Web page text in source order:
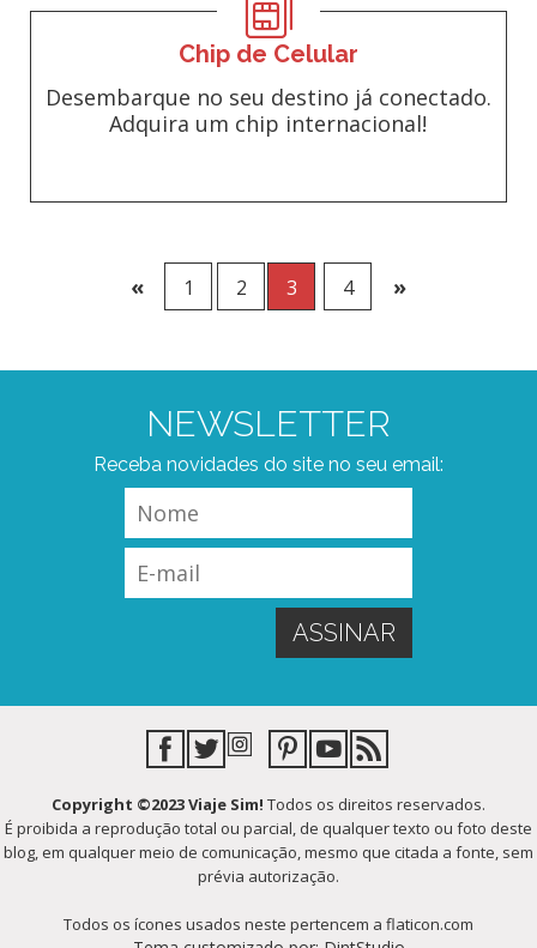
Chip de Celular
Desembarque no seu destino já conectado.
Adquira um chip internacional!
« 1 2 3 4 »
NEWSLETTER
Receba novidades do site no seu email:
Copyright ©2023 Viaje Sim! Todos os direitos reservados.
É proibida a reprodução total ou parcial, de qualquer texto ou foto deste
blog, em qualquer meio de comunicação, mesmo que citada a fonte, sem
prévia autorização.
Todos os ícones usados neste pertencem a flaticon.com